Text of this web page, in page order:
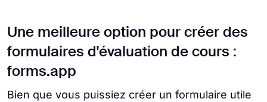
Une meilleure option pour créer des
formulaires d'évaluation de cours :
forms.app
Bien que vous puissiez créer un formulaire utile